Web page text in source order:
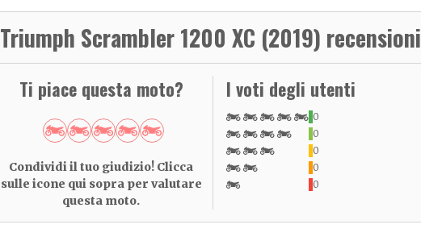
Triumph Scrambler 1200 XC (2019) recensioni
Ti piace questa moto?
Condividi il tuo giudizio! Clicca
sulle icone qui sopra per valutare
questa moto.
I voti degli utenti
0
0
0
0
0